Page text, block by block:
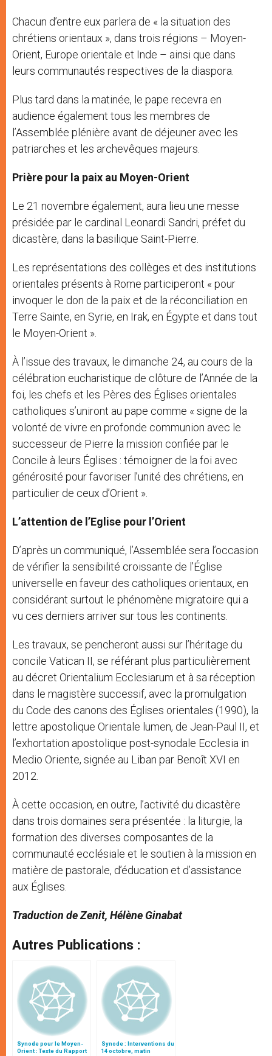
Chacun d’entre eux parlera de « la situation des
chrétiens orientaux », dans trois régions – Moyen-
Orient, Europe orientale et Inde – ainsi que dans
leurs communautés respectives de la diaspora.
Plus tard dans la matinée, le pape recevra en
audience également tous les membres de
l’Assemblée plénière avant de déjeuner avec les
patriarches et les archevêques majeurs.
Prière pour la paix au Moyen-Orient
Le 21 novembre également, aura lieu une messe
présidée par le cardinal Leonardi Sandri, préfet du
dicastère, dans la basilique Saint-Pierre.
Les représentations des collèges et des institutions
orientales présents à Rome participeront « pour
invoquer le don de la paix et de la réconciliation en
Terre Sainte, en Syrie, en Irak, en Égypte et dans tout
le Moyen-Orient ».
À l’issue des travaux, le dimanche 24, au cours de la
célébration eucharistique de clôture de l’Année de la
foi, les chefs et les Pères des Églises orientales
catholiques s’uniront au pape comme « signe de la
volonté de vivre en profonde communion avec le
successeur de Pierre la mission confiée par le
Concile à leurs Églises : témoigner de la foi avec
générosité pour favoriser l’unité des chrétiens, en
particulier de ceux d’Orient ».
L’attention de l’Eglise pour l’Orient
D’après un communiqué, l’Assemblée sera l’occasion
de vérifier la sensibilité croissante de l’Église
universelle en faveur des catholiques orientaux, en
considérant surtout le phénomène migratoire qui a
vu ces derniers arriver sur tous les continents.
Les travaux, se pencheront aussi sur l’héritage du
concile Vatican II, se référant plus particulièrement
au décret Orientalium Ecclesiarum et à sa réception
dans le magistère successif, avec la promulgation
du Code des canons des Églises orientales (1990), la
lettre apostolique Orientale lumen, de Jean-Paul II, et
l’exhortation apostolique post-synodale Ecclesia in
Medio Oriente, signée au Liban par Benoît XVI en
2012.
À cette occasion, en outre, l’activité du dicastère
dans trois domaines sera présentée : la liturgie, la
formation des diverses composantes de la
communauté ecclésiale et le soutien à la mission en
matière de pastorale, d’éducation et d’assistance
aux Églises.
Traduction de Zenit, Hélène Ginabat
Autres Publications :
Synode pour le Moyen-
Orient : Texte du Rapport
Synode : Interventions du
14 octobre, matin